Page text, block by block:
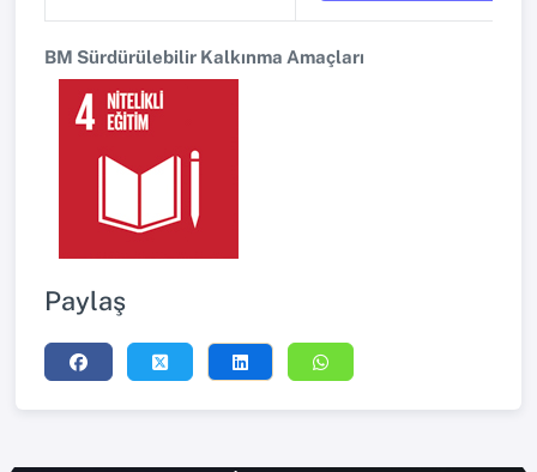
BM Sürdürülebilir Kalkınma Amaçları
Paylaş